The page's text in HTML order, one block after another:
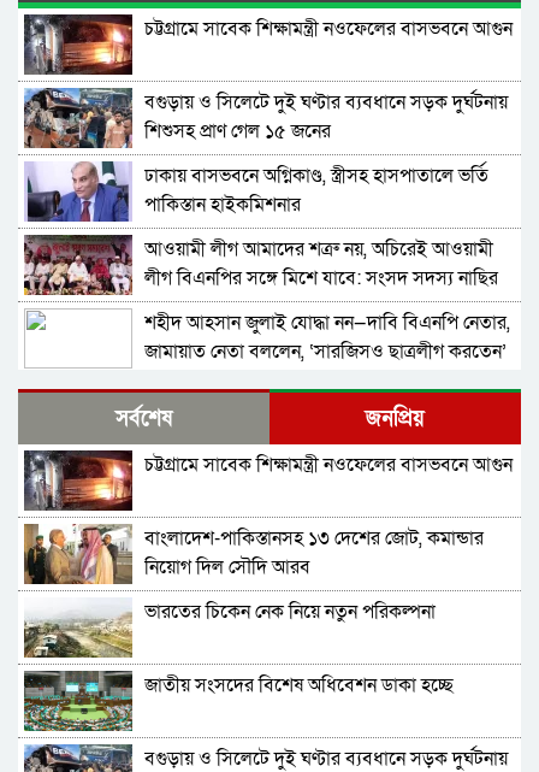
চট্টগ্রামে সাবেক শিক্ষামন্ত্রী নওফেলের বাসভবনে আগুন
বগুড়ায় ও সিলেটে দুই ঘণ্টার ব্যবধানে সড়ক দুর্ঘটনায়
শিশুসহ প্রাণ গেল ১৫ জনের
ঢাকায় বাসভবনে অগ্নিকাণ্ড, স্ত্রীসহ হাসপাতালে ভর্তি
পাকিস্তান হাইকমিশনার
আওয়ামী লীগ আমাদের শত্রু নয়, অচিরেই আওয়ামী
লীগ বিএনপির সঙ্গে মিশে যাবে: সংসদ সদস্য নাছির
শহীদ আহসান জুলাই যোদ্ধা নন—দাবি বিএনপি নেতার,
জামায়াত নেতা বললেন, ‘সারজিসও ছাত্রলীগ করতেন’
সাকিব আল হাসানের বাড়িতে পেট্রোল ঢেলে আগুন
দেওয়ার চেষ্টা, ভাঙচুর
গাজীপুর-৫ আসনের সাবেক এমপি আখতারুজ্জামান
ফেনীর পুলিশ সুপার; যত কিছুই করি না কেন, কারোরই
মন রক্ষা করতে পারি না
জুলাই গণঅভ্যুত্থান দিবসে হবিগঞ্জে শহীদদের প্রতি
মৌলভীবাজারে যথাযোগ্য মর্যাদায় পালিত জুলাই
কুষ্টিয়ায় নানা আয়োজনে জুলাই গণঅভ্যুত্থান দিবস
সর্বশেষ জনপ্রিয়
চট্টগ্রামে সাবেক শিক্ষামন্ত্রী নওফেলের বাসভবনে আগুন
বাংলাদেশ-পাকিস্তানসহ ১৩ দেশের জোট, কমান্ডার
নিয়োগ দিল সৌদি আরব
ভারতের চিকেন নেক নিয়ে নতুন পরিকল্পনা
জাতীয় সংসদের বিশেষ অধিবেশন ডাকা হচ্ছে
বগুড়ায় ও সিলেটে দুই ঘণ্টার ব্যবধানে সড়ক দুর্ঘটনায়